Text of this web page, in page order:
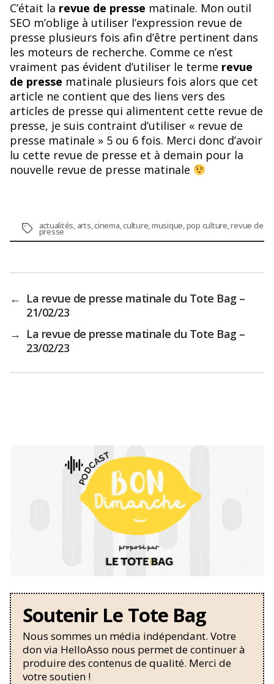
C’était la revue de presse matinale. Mon outil
SEO m’oblige à utiliser l’expression revue de
presse plusieurs fois afin d’être pertinent dans
les moteurs de recherche. Comme ce n’est
vraiment pas évident d’utiliser le terme revue
de presse matinale plusieurs fois alors que cet
article ne contient que des liens vers des
articles de presse qui alimentent cette revue de
presse, je suis contraint d’utiliser « revue de
presse matinale » 5 ou 6 fois. Merci donc d’avoir
lu cette revue de presse et à demain pour la
nouvelle revue de presse matinale
Étiquettes
actualités arts ,cinema ,culture musique pop culture ,revue de
presse
← La revue de presse matinale du Tote Bag –
21/02/23
→ La revue de presse matinale du Tote Bag –
23/02/23
Soutenir Le Tote Bag
Nous sommes un média indépendant. Votre
don via HelloAsso nous permet de continuer à
produire des contenus de qualité. Merci de
votre soutien !